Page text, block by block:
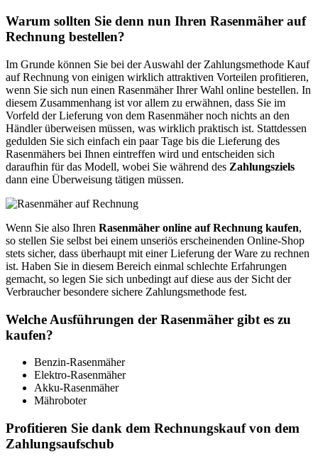
baumarkt.de
Weiterführende
Informationen:
Warum sollten Sie denn nun Ihren Rasenmäher auf
Rechnung bestellen?
Im Grunde können Sie bei der Auswahl der Zahlungsmethode Kauf
auf Rechnung von einigen wirklich attraktiven Vorteilen profitieren,
wenn Sie sich nun einen Rasenmäher Ihrer Wahl online bestellen. In
diesem Zusammenhang ist vor allem zu erwähnen, dass Sie im
Vorfeld der Lieferung von dem Rasenmäher noch nichts an den
Händler überweisen müssen, was wirklich praktisch ist. Stattdessen
gedulden Sie sich einfach ein paar Tage bis die Lieferung des
Rasenmähers bei Ihnen eintreffen wird und entscheiden sich
daraufhin für das Modell, wobei Sie während des Zahlungsziels
dann eine Überweisung tätigen müssen.
Wenn Sie also Ihren Rasenmäher online auf Rechnung kaufen,
so stellen Sie selbst bei einem unseriös erscheinenden Online-Shop
stets sicher, dass überhaupt mit einer Lieferung der Ware zu rechnen
ist. Haben Sie in diesem Bereich einmal schlechte Erfahrungen
gemacht, so legen Sie sich unbedingt auf diese aus der Sicht der
Verbraucher besondere sichere Zahlungsmethode fest.
Welche Ausführungen der Rasenmäher gibt es zu
kaufen?
Benzin-Rasenmäher
Elektro-Rasenmäher
Akku-Rasenmäher
Mähroboter
Profitieren Sie dank dem Rechnungskauf von dem
Zahlungsaufschub